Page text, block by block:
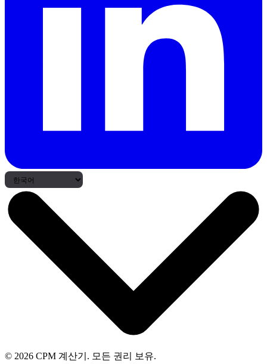
© 2026 CPM 계산기. 모든 권리 보유.